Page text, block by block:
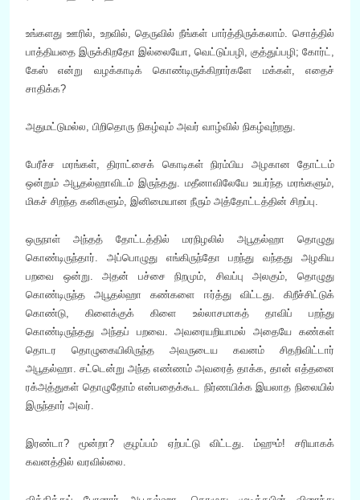
உங்களது ஊரில், உறவில், தெருவில் நீங்கள் பார்த்திருக்கலாம். சொத்தில்
பாத்தியதை இருக்கிறதோ இல்லையோ, வெட்டுப்பழி, குத்துப்பழி; கோர்ட்,
கேஸ் என்று வழக்காடிக் கொண்டிருக்கிறார்களே மக்கள், எதைச்
சாதிக்க?
அதுமட்டுமல்ல, பிறிதொரு நிகழ்வும் அவர் வாழ்வில் நிகழ்வுற்றது.
பேரீச்ச மரங்கள், திராட்சைக் கொடிகள் நிரம்பிய அழகான தோட்டம்
ஒன்றும் அபூதல்ஹாவிடம் இருந்தது. மதீனாவிலேயே உயர்ந்த மரங்களும்,
மிகச் சிறந்த கனிகளும், இனிமையான நீரும் அத்தோட்டத்தின் சிறப்பு.
ஒருநாள் அந்தத் தோட்டத்தில் மரநிழலில் அபூதல்ஹா தொழுது
கொண்டிருந்தார். அப்பொழுது எங்கிருந்தோ பறந்து வந்தது அழகிய
பறவை ஒன்று. அதன் பச்சை நிறமும், சிவப்பு அலகும், தொழுது
கொண்டிருந்த அபூதல்ஹா கண்களை ஈர்த்து விட்டது. கிறீச்சிட்டுக்
கொண்டு, கிளைக்குக் கிளை உல்லாசமாகத் தாவிப் பறந்து
கொண்டிருந்தது அந்தப் பறவை. அவரையறியாமல் அதையே கண்கள்
தொடர தொழுகையிலிருந்த அவருடைய கவனம் சிதறிவிட்டார்
அபூதல்ஹா. சட்டென்று அந்த எண்ணம் அவரைத் தாக்க, தான் எத்தனை
ரக்அத்துகள் தொழுதோம் என்பதைக்கூட நிர்ணயிக்க இயலாத நிலையில்
இருந்தார் அவர்.
இரண்டா? மூன்றா? குழப்பம் ஏற்பட்டு விட்டது. ம்ஹும்! சரியாகக்
கவனத்தில் வரவில்லை.